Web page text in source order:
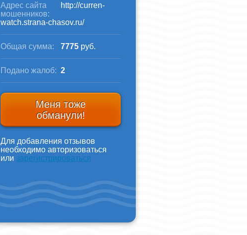
Адрес сайта
мошенников:
http://curren-
watch.strana-chasov.ru/
Общая сумма: 7775 руб.
Подано жалоб: 2
Меня тоже
обманули!
Для добавления отзывов
необходимо авторизоваться
или зарегистрироваться